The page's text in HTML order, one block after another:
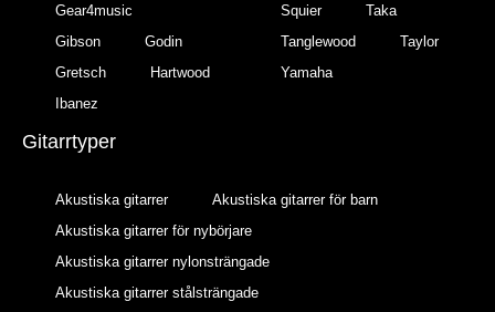
Gear4music
Gibson
Godin
Gretsch
Hartwood
Ibanez
Squier
Taka
Tanglewood
Taylor
Yamaha
Gitarrtyper
Akustiska gitarrer
Akustiska gitarrer för barn
Akustiska gitarrer för nybörjare
Akustiska gitarrer nylonsträngade
Akustiska gitarrer stålsträngade